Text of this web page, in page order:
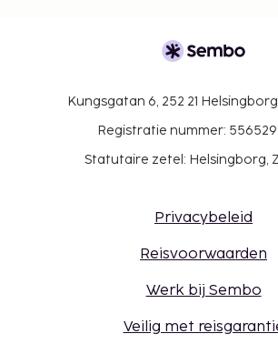
overleg met de accommodatie
meenemen. De
boekingsbevestiging.
De accommodatie wordt
Contacloos inchecken en
Kungsgatan 6, 252 21
Registratie nummer:
Statutaire zetel: Helsingborg,
Privacybeleid
Reisvoorwaarden
Werk bij Sembo
Veilig met